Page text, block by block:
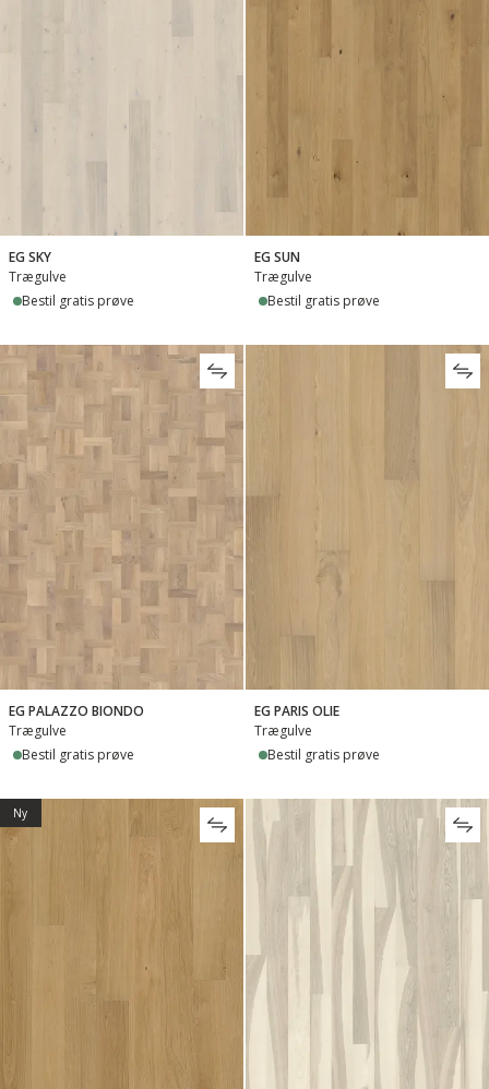
EG SKY
Trægulve
Bestil gratis prøve
EG SUN
Trægulve
Bestil gratis prøve
EG PALAZZO BIONDO
Trægulve
Bestil gratis prøve
EG PARIS OLIE
Trægulve
Bestil gratis prøve
Ny